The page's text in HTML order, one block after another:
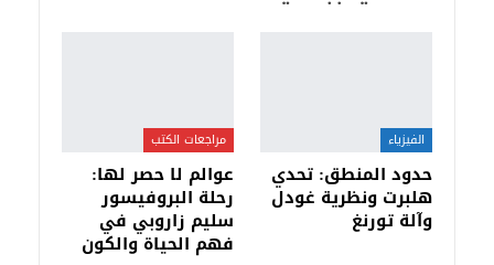
الفيزياء
حدود المنطق: تحدي
هلبرت ونظرية غودل
وآلة تورنغ
مراجعات الكتب
عوالم لا حصر لها:
رحلة البروفيسور
سليم زاروبي في
فهم الحياة والكون